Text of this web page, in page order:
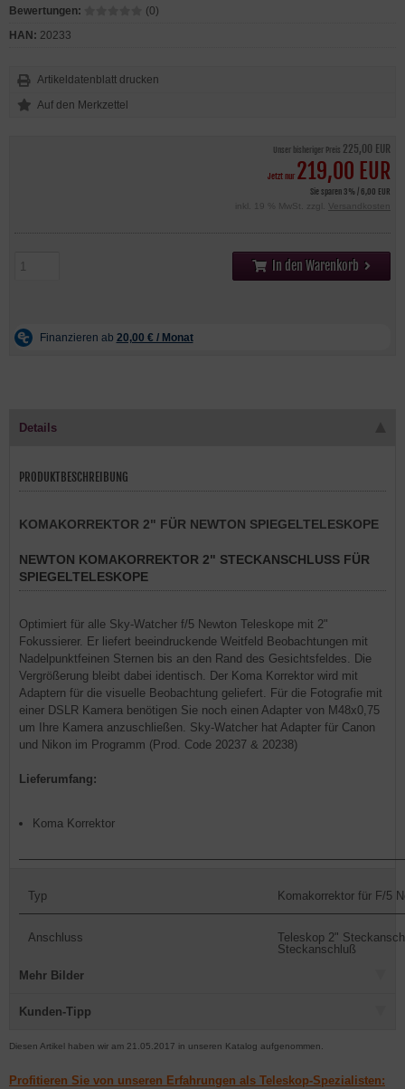
Unser bisheriger Preis 225,00 EUR
Jetzt nur 219,00 EUR
Sie sparen 3% / 6,00 EUR
inkl. 19 % MwSt. zzgl.
Versandkosten
In den Warenkorb
Bewertungen:
(0)
HAN: 20233
Artikeldatenblatt drucken
Details
PRODUKTBESCHREIBUNG
KOMAKORREKTOR 2" FÜR NEWTON SPIEGELTELESKOPE
NEWTON KOMAKORREKTOR 2" STECKANSCHLUSS FÜR
SPIEGELTELESKOPE
Optimiert für alle Sky-Watcher f/5 Newton Teleskope mit 2"
Fokussierer. Er liefert beeindruckende Weitfeld Beobachtungen mit
Nadelpunktfeinen Sternen bis an den Rand des Gesichtsfeldes. Die
Vergrößerung bleibt dabei identisch. Der Koma Korrektor wird mit
Adaptern für die visuelle Beobachtung geliefert. Für die Fotografie mit
einer DSLR Kamera benötigen Sie noch einen Adapter von M48x0,75
um Ihre Kamera anzuschließen. Sky-Watcher hat Adapter für Canon
und Nikon im Programm (Prod. Code 20237 & 20238)
Lieferumfang:
Koma Korrektor
Typ Komakorrektor für F/5
Anschluss
Teleskop 2"
Steckanschluß
Mehr Bilder
Kunden-Tipp
Diesen Artikel haben wir am 21.05.2017 in unseren Katalog aufgenommen.
Profitieren Sie von unseren Erfahrungen als Teleskop-Spezialisten: